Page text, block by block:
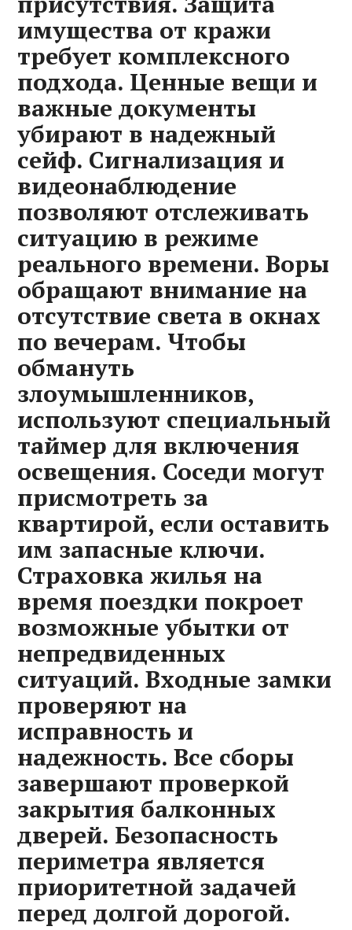
имущества от кражи
требует комплексного
подхода. Ценные вещи и
важные документы
убирают в надежный
сейф. Сигнализация и
видеонаблюдение
позволяют отслеживать
ситуацию в режиме
реального времени. Воры
обращают внимание на
отсутствие света в окнах
по вечерам. Чтобы
обмануть
злоумышленников,
используют специальный
таймер для включения
освещения. Соседи могут
присмотреть за
квартирой, если оставить
им запасные ключи.
Страховка жилья на
время поездки покроет
возможные убытки от
непредвиденных
ситуаций. Входные замки
проверяют на
исправность и
надежность. Все сборы
завершают проверкой
закрытия балконных
дверей. Безопасность
периметра является
приоритетной задачей
перед долгой дорогой.